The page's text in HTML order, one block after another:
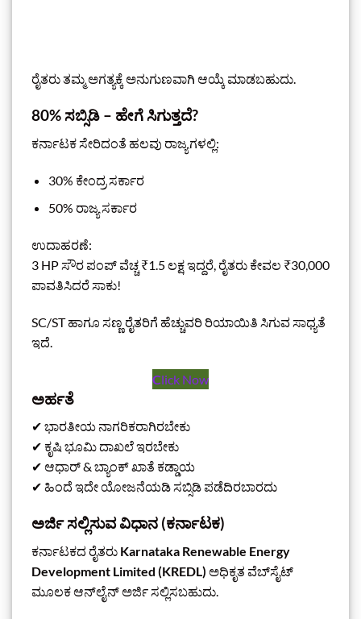
ರೈತರು ತಮ್ಮ ಅಗತ್ಯಕ್ಕೆ ಅನುಗುಣವಾಗಿ ಆಯ್ಕೆ ಮಾಡಬಹುದು.
80% ಸಬ್ಸಿಡಿ – ಹೇಗೆ ಸಿಗುತ್ತದೆ?
ಕರ್ನಾಟಕ ಸೇರಿದಂತೆ ಹಲವು ರಾಜ್ಯಗಳಲ್ಲಿ:
30% ಕೇಂದ್ರ ಸರ್ಕಾರ
50% ರಾಜ್ಯ ಸರ್ಕಾರ
ಉದಾಹರಣೆ:
3 HP ಸೌರ ಪಂಪ್ ವೆಚ್ಚ ₹1.5 ಲಕ್ಷ ಇದ್ದರೆ, ರೈತರು ಕೇವಲ ₹30,000
ಪಾವತಿಸಿದರೆ ಸಾಕು!
SC/ST ಹಾಗೂ ಸಣ್ಣ ರೈತರಿಗೆ ಹೆಚ್ಚುವರಿ ರಿಯಾಯಿತಿ ಸಿಗುವ ಸಾಧ್ಯತೆ
ಇದೆ.
Click Now
ಅರ್ಹತೆ
✔ ಭಾರತೀಯ ನಾಗರಿಕರಾಗಿರಬೇಕು
✔ ಕೃಷಿ ಭೂಮಿ ದಾಖಲೆ ಇರಬೇಕು
✔ ಆಧಾರ್ & ಬ್ಯಾಂಕ್ ಖಾತೆ ಕಡ್ಡಾಯ
✔ ಹಿಂದೆ ಇದೇ ಯೋಜನೆಯಡಿ ಸಬ್ಸಿಡಿ ಪಡೆದಿರಬಾರದು
ಅರ್ಜಿ ಸಲ್ಲಿಸುವ ವಿಧಾನ (ಕರ್ನಾಟಕ)
ಕರ್ನಾಟಕದ ರೈತರು Karnataka Renewable Energy
Development Limited (KREDL) ಅಧಿಕೃತ ವೆಬ್‌ಸೈಟ್
ಮೂಲಕ ಆನ್‌ಲೈನ್ ಅರ್ಜಿ ಸಲ್ಲಿಸಬಹುದು.